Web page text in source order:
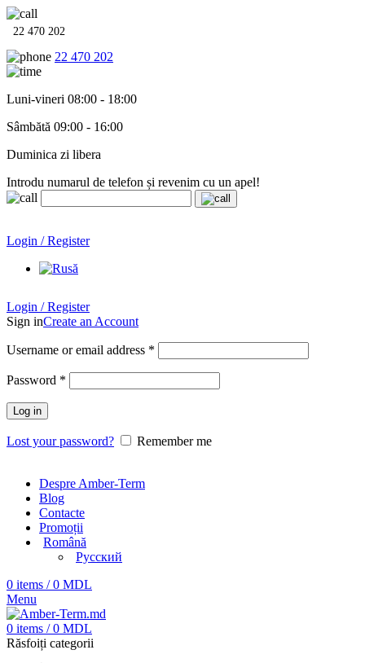
22 470 202
22 470 202
Luni-vineri 08:00 - 18:00
Sâmbătă 09:00 - 16:00
Duminica zi libera
Introdu numarul de telefon și revenim cu un apel!
Login / Register
Login / Register
Sign inCreate an Account
Username or email address *
Password *
Log in
Lost your password? Remember me
Despre Amber-Term
Blog
Contacte
Promoții
Română
Русский
0 items / 0 MDL
Menu
0 items / 0 MDL
Răsfoiți categorii